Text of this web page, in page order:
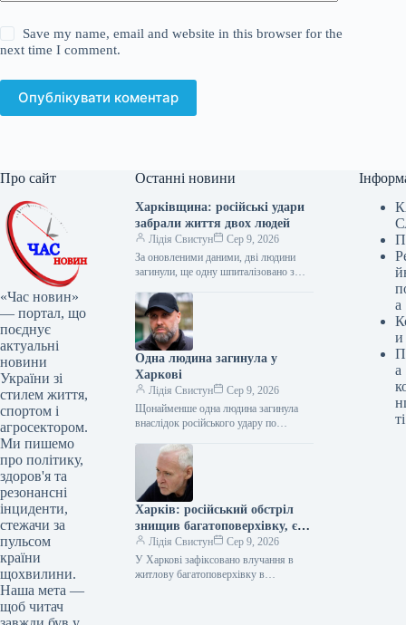
Save my name, email and website in this browser for the
next time I comment.
Опублікувати коментар
Про сайт
«Час новин»
— портал, що
поєднує
актуальні
новини
України зі
стилем життя,
спортом і
агросектором.
Ми пишемо
про політику,
здоров'я та
резонансні
інциденти,
стежачи за
пульсом
країни
щохвилини.
Наша мета —
щоб читач
Останні новини
Харківщина: російські удари
забрали життя двох людей
Лідія Свистун
Сер 9, 2026
За оновленими даними, дві людини
загинули, ще одну шпиталізовано з
влучання російського БпЛА у житлову
багатоповерхівку в…
Одна людина загинула у
Харкові
Лідія Свистун
Сер 9, 2026
Щонайменше одна людина загинула
внаслідок російського удару по
Салтівському районі Харкова.
Інформацію про це поширив
начальник Харківської
Харків: російський обстріл
знищив багатоповерхівку, є
поранені
Лідія Свистун
Сер 9, 2026
У Харкові зафіксовано влучання в
житлову багатоповерхівку в
а
и
а
ті